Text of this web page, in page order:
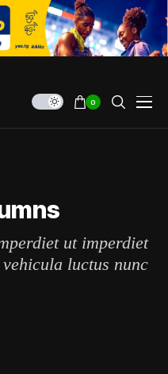
0
ut imperdiet
luctus nunc